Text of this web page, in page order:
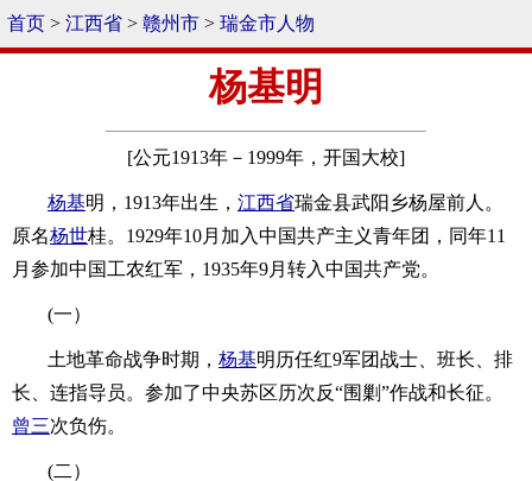
首页 > 江西省 > 赣州市 > 瑞金市人物
杨基明
[公元1913年－1999年，开国大校]
杨基明，1913年出生， 江西省瑞金县武阳乡杨屋前人。
原名杨世桂。1929年10月加入中国共产主义青年团，同年11
月参加中国工农红军，1935年9月转入中国共产党。
(一）
土地革命战争时期， 杨基明历任红9军团战士、班长、排
长、连指导员。参加了中央苏区历次反“围剿”作战和长征。
曾三次负伤。
(二）